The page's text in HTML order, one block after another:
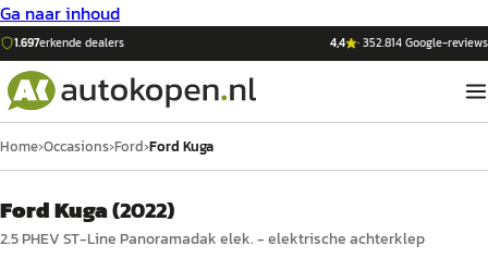
Ga naar inhoud
1.697erkende dealers 4,4 ·352.814Google-reviews
Home›Occasions›Ford›Ford Kuga
Ford Kuga(2022)
2.5 PHEV ST-Line Panoramadak elek. - elektrische achterklep